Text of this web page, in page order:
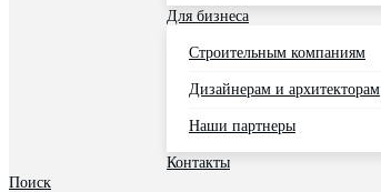
Для бизнеса
Строительным компаниям
Дизайнерам и архитекторам
Наши партнеры
Контакты
Поиск